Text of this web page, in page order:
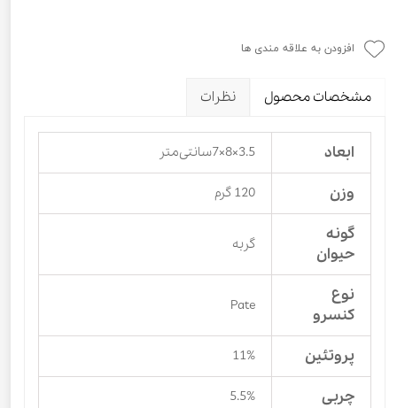
افزودن به علاقه مندی ها
مشخصات محصول نظرات
ابعاد 3.5×8×7سانتی‌متر
وزن 120 گرم
گونه
حیوان
گربه
نوع
کنسرو
Pate
پروتئین 11%
چربی 5.5%